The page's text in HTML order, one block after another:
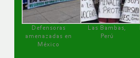
Defensoras
amenazadas en
México
Las Bambas,
Perú